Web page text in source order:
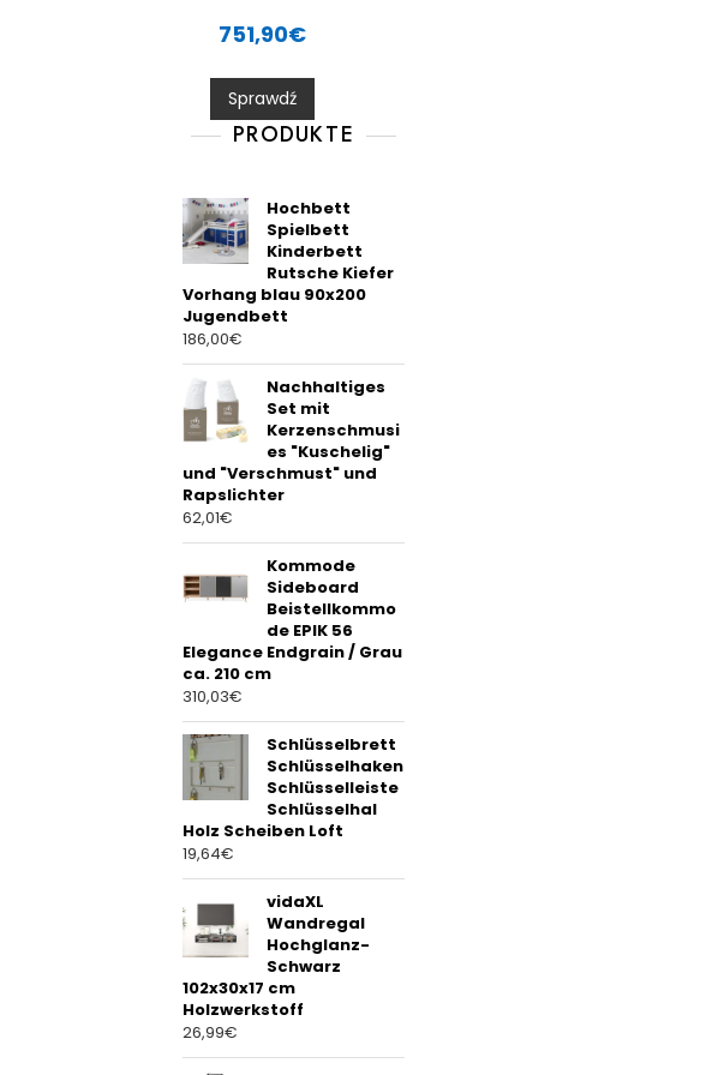
t
0
o
u
t
751,90€
Sprawdź
PRODUKTE
Hochbett
Spielbett
Kinderbett
Rutsche Kiefer
Vorhang blau 90x200
Jugendbett
186,00€
Nachhaltiges
Set mit
Kerzenschmusi
es "Kuschelig"
und "Verschmust" und
Rapslichter
62,01€
Kommode
Sideboard
Beistellkommo
de EPIK 56
Elegance Endgrain / Grau
ca. 210 cm
310,03€
Schlüsselbrett
Schlüsselhaken
Schlüsselleiste
Schlüsselhal
Holz Scheiben Loft
19,64€
vidaXL
Wandregal
Hochglanz-
Schwarz
102x30x17 cm
Holzwerkstoff
26,99€